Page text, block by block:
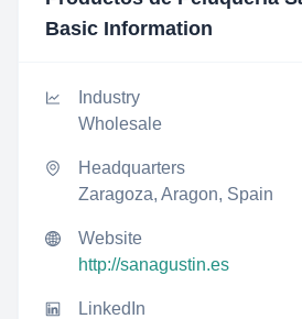
Basic Information
Industry
Wholesale
Headquarters
Zaragoza, Aragon, Spain
Website
http://sanagustin.es
LinkedIn